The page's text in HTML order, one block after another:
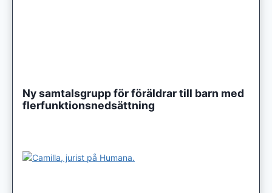
Ny samtalsgrupp för föräldrar till barn med
flerfunktionsnedsättning